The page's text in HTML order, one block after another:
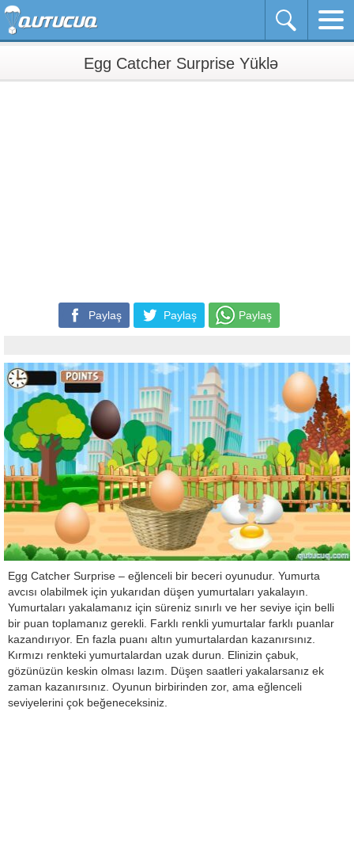
Egg Catcher Surprise Yüklə
Paylaş Paylaş Paylaş
Egg Catcher Surprise – eğlenceli bir beceri oyunudur. Yumurta
avcısı olabilmek için yukarıdan düşen yumurtaları yakalayın.
Yumurtaları yakalamanız için süreniz sınırlı ve her seviye için belli
bir puan toplamanız gerekli. Farklı renkli yumurtalar farklı puanlar
kazandırıyor. En fazla puanı altın yumurtalardan kazanırsınız.
Kırmızı renkteki yumurtalardan uzak durun. Elinizin çabuk,
gözünüzün keskin olması lazım. Düşen saatleri yakalarsanız ek
zaman kazanırsınız. Oyunun birbirinden zor, ama eğlenceli
seviyelerini çok beğeneceksiniz.